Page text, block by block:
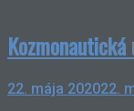
22. mája 202022.